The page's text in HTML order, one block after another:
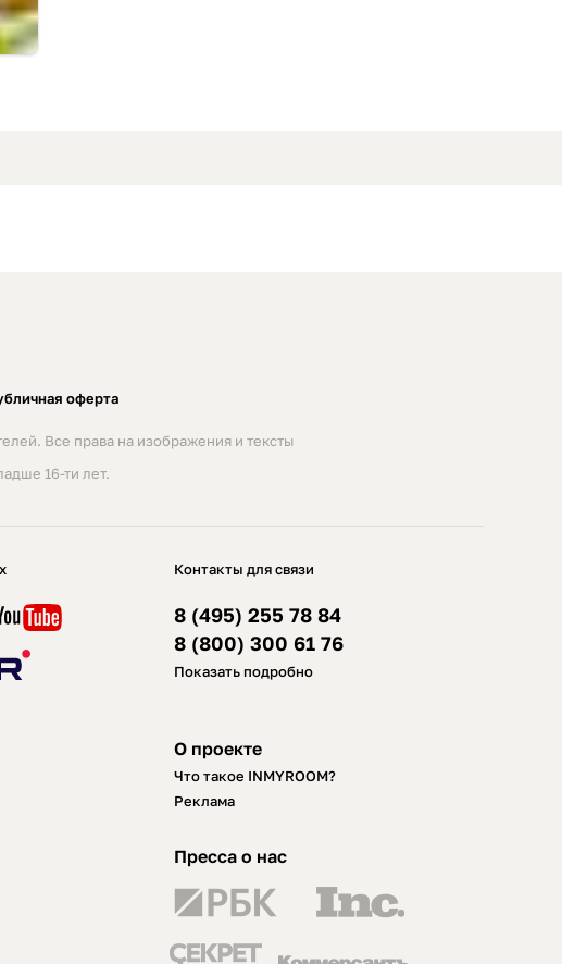
оферта
Все права на изображения и тексты
16-ти лет.
Контакты для связи
8 (495) 255 78 84
8 (800) 300 61 76
Показать подробно
О проекте
Что такое INMYROOM?
Реклама
Пресса о нас